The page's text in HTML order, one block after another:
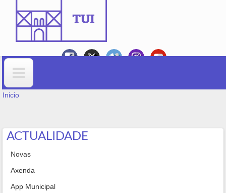
Formulario de búsqueda
USTED ESTÁ AQUÍ
Inicio
ACTUALIDADE
Novas
Axenda
App Municipal